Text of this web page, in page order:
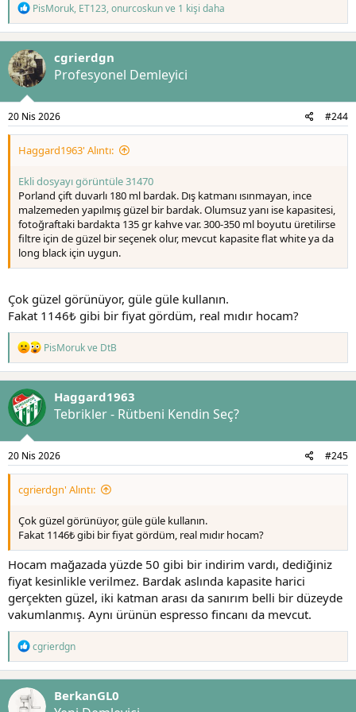
T
e
p
k
i
l
e
r
PisMoruk, ET123,onurcoskunve 1 kişi daha
cgrierdgn
Profesyonel Demleyici
20 Nis 2026 #244
Haggard1963' Alıntı:
Ekli dosyayı görüntüle 31470
Porland çift duvarlı 180 ml bardak. Dış katmanı ısınmayan, ince
malzemeden yapılmış güzel bir bardak. Olumsuz yanı ise kapasitesi,
fotoğraftaki bardakta 135 gr kahve var. 300-350 ml boyutu üretilirse
filtre için de güzel bir seçenek olur, mevcut kapasite flat white ya da
long black için uygun.
Çok güzel görünüyor, güle güle kullanın.
Fakat 1146₺ gibi bir fiyat gördüm, real mıdır hocam?
T
e
p
k
i
l
PisMorukve DtB
Haggard1963
Tebrikler - Rütbeni Kendin Seç?
20 Nis 2026 #245
cgrierdgn' Alıntı:
Çok güzel görünüyor, güle güle kullanın.
Fakat 1146₺ gibi bir fiyat gördüm, real mıdır hocam?
Hocam mağazada yüzde 50 gibi bir indirim vardı, dediğiniz
fiyat kesinlikle verilmez. Bardak aslında kapasite harici
gerçekten güzel, iki katman arası da sanırım belli bir düzeyde
vakumlanmış. Aynı ürünün espresso fincanı da mevcut.
T
e
p
k
i
l
cgrierdgn
BerkanGL0